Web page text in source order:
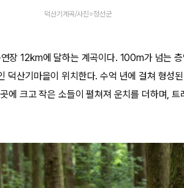
덕산기계곡/사진=정선군
장 12km에 달하는 계곡이다. 100m가 넘는
덕산기마을이 위치한다. 수억 년에 걸쳐 형성
에 크고 작은 소들이 펼쳐져 운치를 더하며, 트